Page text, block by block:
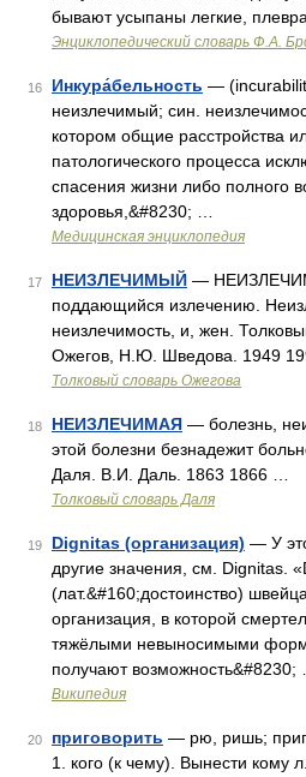
бывают усыпаны легкие,
Энциклопедический словарь Ф.А.
16 Инкура́бельность —
неизлечимый; син.
котором общие расстройства
патологического процесса
спасения жизни либо полного
здоровья,&#8230; …
Медицинская энциклопедия
17 НЕИЗЛЕЧИМЫЙ —
поддающийся излечению.
неизлечимость, и, жен.
Ожегов, Н.Ю. Шведова. 1949
Толковый словарь Ожегова
18 НЕИЗЛЕЧИМАЯ — болезнь,
этой болезни безнадежит
Даля. В.И. Даль. 1863 1866 …
Толковый словарь Даля
19 Dignitas (организация) — У
другие значения, см. Dignitas.
(лат.&#160;достоинство)
организация, в которой
тяжёлыми невыносимыми
получают возможность&#8230;
Википедия
20 приговорить — рю, ришь;
1. кого (к чему). Вынести кому